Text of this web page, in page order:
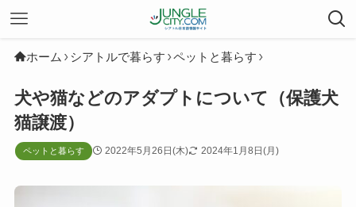
ホーム シアトルで暮らす ペットと暮らす
犬や猫などのアダプトについて（保護犬
猫譲渡）
ペットと暮らす 2022年5月26日(木) 2024年1月8日(月)